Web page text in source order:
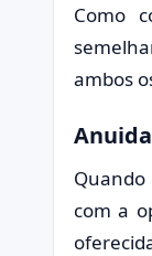
Como
ambos
Quando
com a